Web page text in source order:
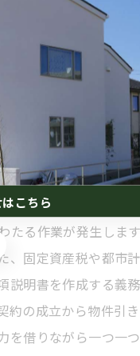
の有無も確認が必
場データや住宅の
交渉成功に繋がり
く理解し、準備を
る作業が発生しま
固定資産税や都市
明書を作成する義
の成立から物件引
借りながら一つ一
こちら